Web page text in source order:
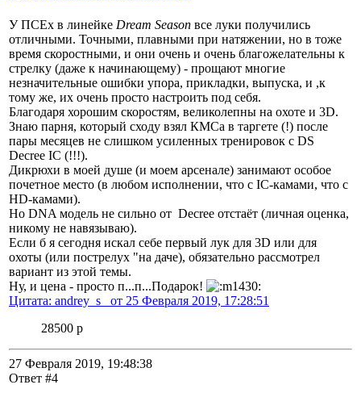
У ПСЕх в линейке Dream Season все луки получились
отличными. Точными, плавными при натяжении, но в тоже
время скоростными, и они очень и очень благожелательны к
стрелку (даже к начинающему) - прощают многие
незначительные ошибки упора, прикладки, выпуска, и ,к
тому же, их очень просто настроить под себя.
Благодаря хорошим скоростям, великолепны на охоте и 3D.
Знаю парня, который сходу взял КМСа в таргете (!) после
пары месяцев не слишком усиленных тренировок с DS
Decree IC (!!!).
Дикрюхи в моей душе (и моем арсенале) занимают особое
почетное место (в любом исполнении, что с IC-камами, что с
HD-камами).
Но DNA модель не сильно от Decree отстаёт (личная оценка,
никому не навязываю).
Если б я сегодня искал себе первый лук для 3D или для
охоты (или пострелух "на даче), обязательно рассмотрел
вариант из этой темы.
Ну, и цена - просто п...п...Подарок!
Цитата: andrey_s_ от 25 Февраля 2019, 17:28:51
28500 р
27 Февраля 2019, 19:48:38
Ответ #4